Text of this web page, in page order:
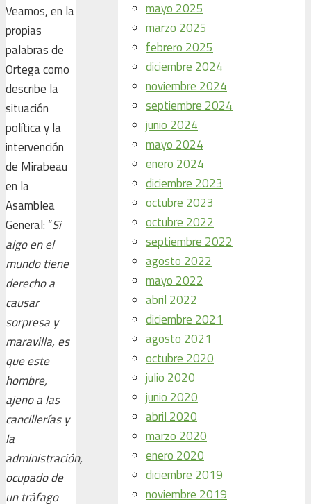
Veamos, en la
propias
palabras de
Ortega como
describe la
situación
política y la
intervención
de Mirabeau
en la
Asamblea
General: “Si
algo en el
mundo tiene
derecho a
causar
sorpresa y
maravilla, es
que este
hombre,
ajeno a las
cancillerías y
la
administración,
ocupado de
un tráfago
mayo 2025
marzo 2025
febrero 2025
diciembre 2024
noviembre 2024
septiembre 2024
junio 2024
mayo 2024
enero 2024
diciembre 2023
octubre 2023
octubre 2022
septiembre 2022
agosto 2022
mayo 2022
abril 2022
diciembre 2021
agosto 2021
octubre 2020
julio 2020
junio 2020
abril 2020
marzo 2020
enero 2020
diciembre 2019
noviembre 2019